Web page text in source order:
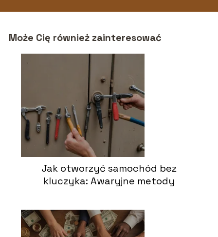
Może Cię również zainteresować
Jak otworzyć samochód bez
kluczyka: Awaryjne metody